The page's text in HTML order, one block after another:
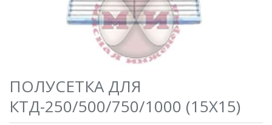
ПОЛУСЕТКА ДЛЯ
КТД-250/500/750/1000 (15Х15)